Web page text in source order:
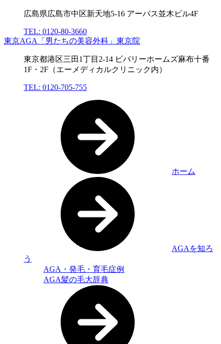
広島県広島市中区新天地5-16 アーバス並木ビル4F
TEL: 0120-80-3660
東京AGA「男たちの美容外科」東京院
東京都港区三田1丁目2-14 ビバリーホームズ麻布十番
1F・2F（エーメディカルクリニック内）
TEL: 0120-705-755
ホーム
AGAを知ろ
う
AGA・発毛・育毛症例
AGA髪の毛大辞典